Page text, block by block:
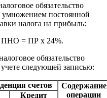
обязательство
умножением постоянной
налога на прибыль:
ПНО = ПР х 24%.
обязательство
учете следующей записью:
счетов
Содержание
операции
Кредит